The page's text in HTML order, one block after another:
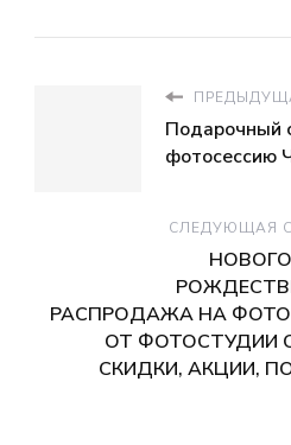
Подарочный
фотосессию
СЛЕДУЮЩАЯ
РАСПРОДАЖА НА
ОТ ФОТОСТУДИИ
СКИДКИ, АКЦИИ,